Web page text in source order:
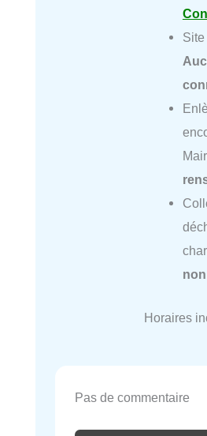
Site
Horaires
Pas de commentaire